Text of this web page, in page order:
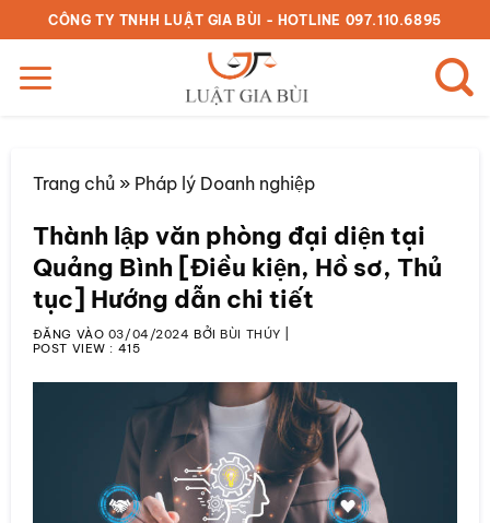
qua
nội
dung
CÔNG TY TNHH LUẬT GIA BÙI - HOTLINE 097.110.6895
Trang chủ» Pháp lý Doanh nghiệp
Thành lập văn phòng đại diện tại
Quảng Bình [Điều kiện, Hồ sơ, Thủ
tục] Hướng dẫn chi tiết
ĐĂNG VÀO 03/04/2024 BỞIBÙI THÚY
POST VIEW : 415